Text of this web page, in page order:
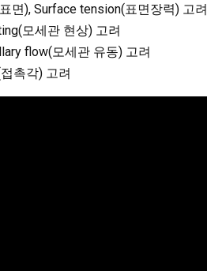
면), Surface tension(표면장력) 고려
모세관 현상) 고려
flow(모세관 유동) 고려
촉각) 고려